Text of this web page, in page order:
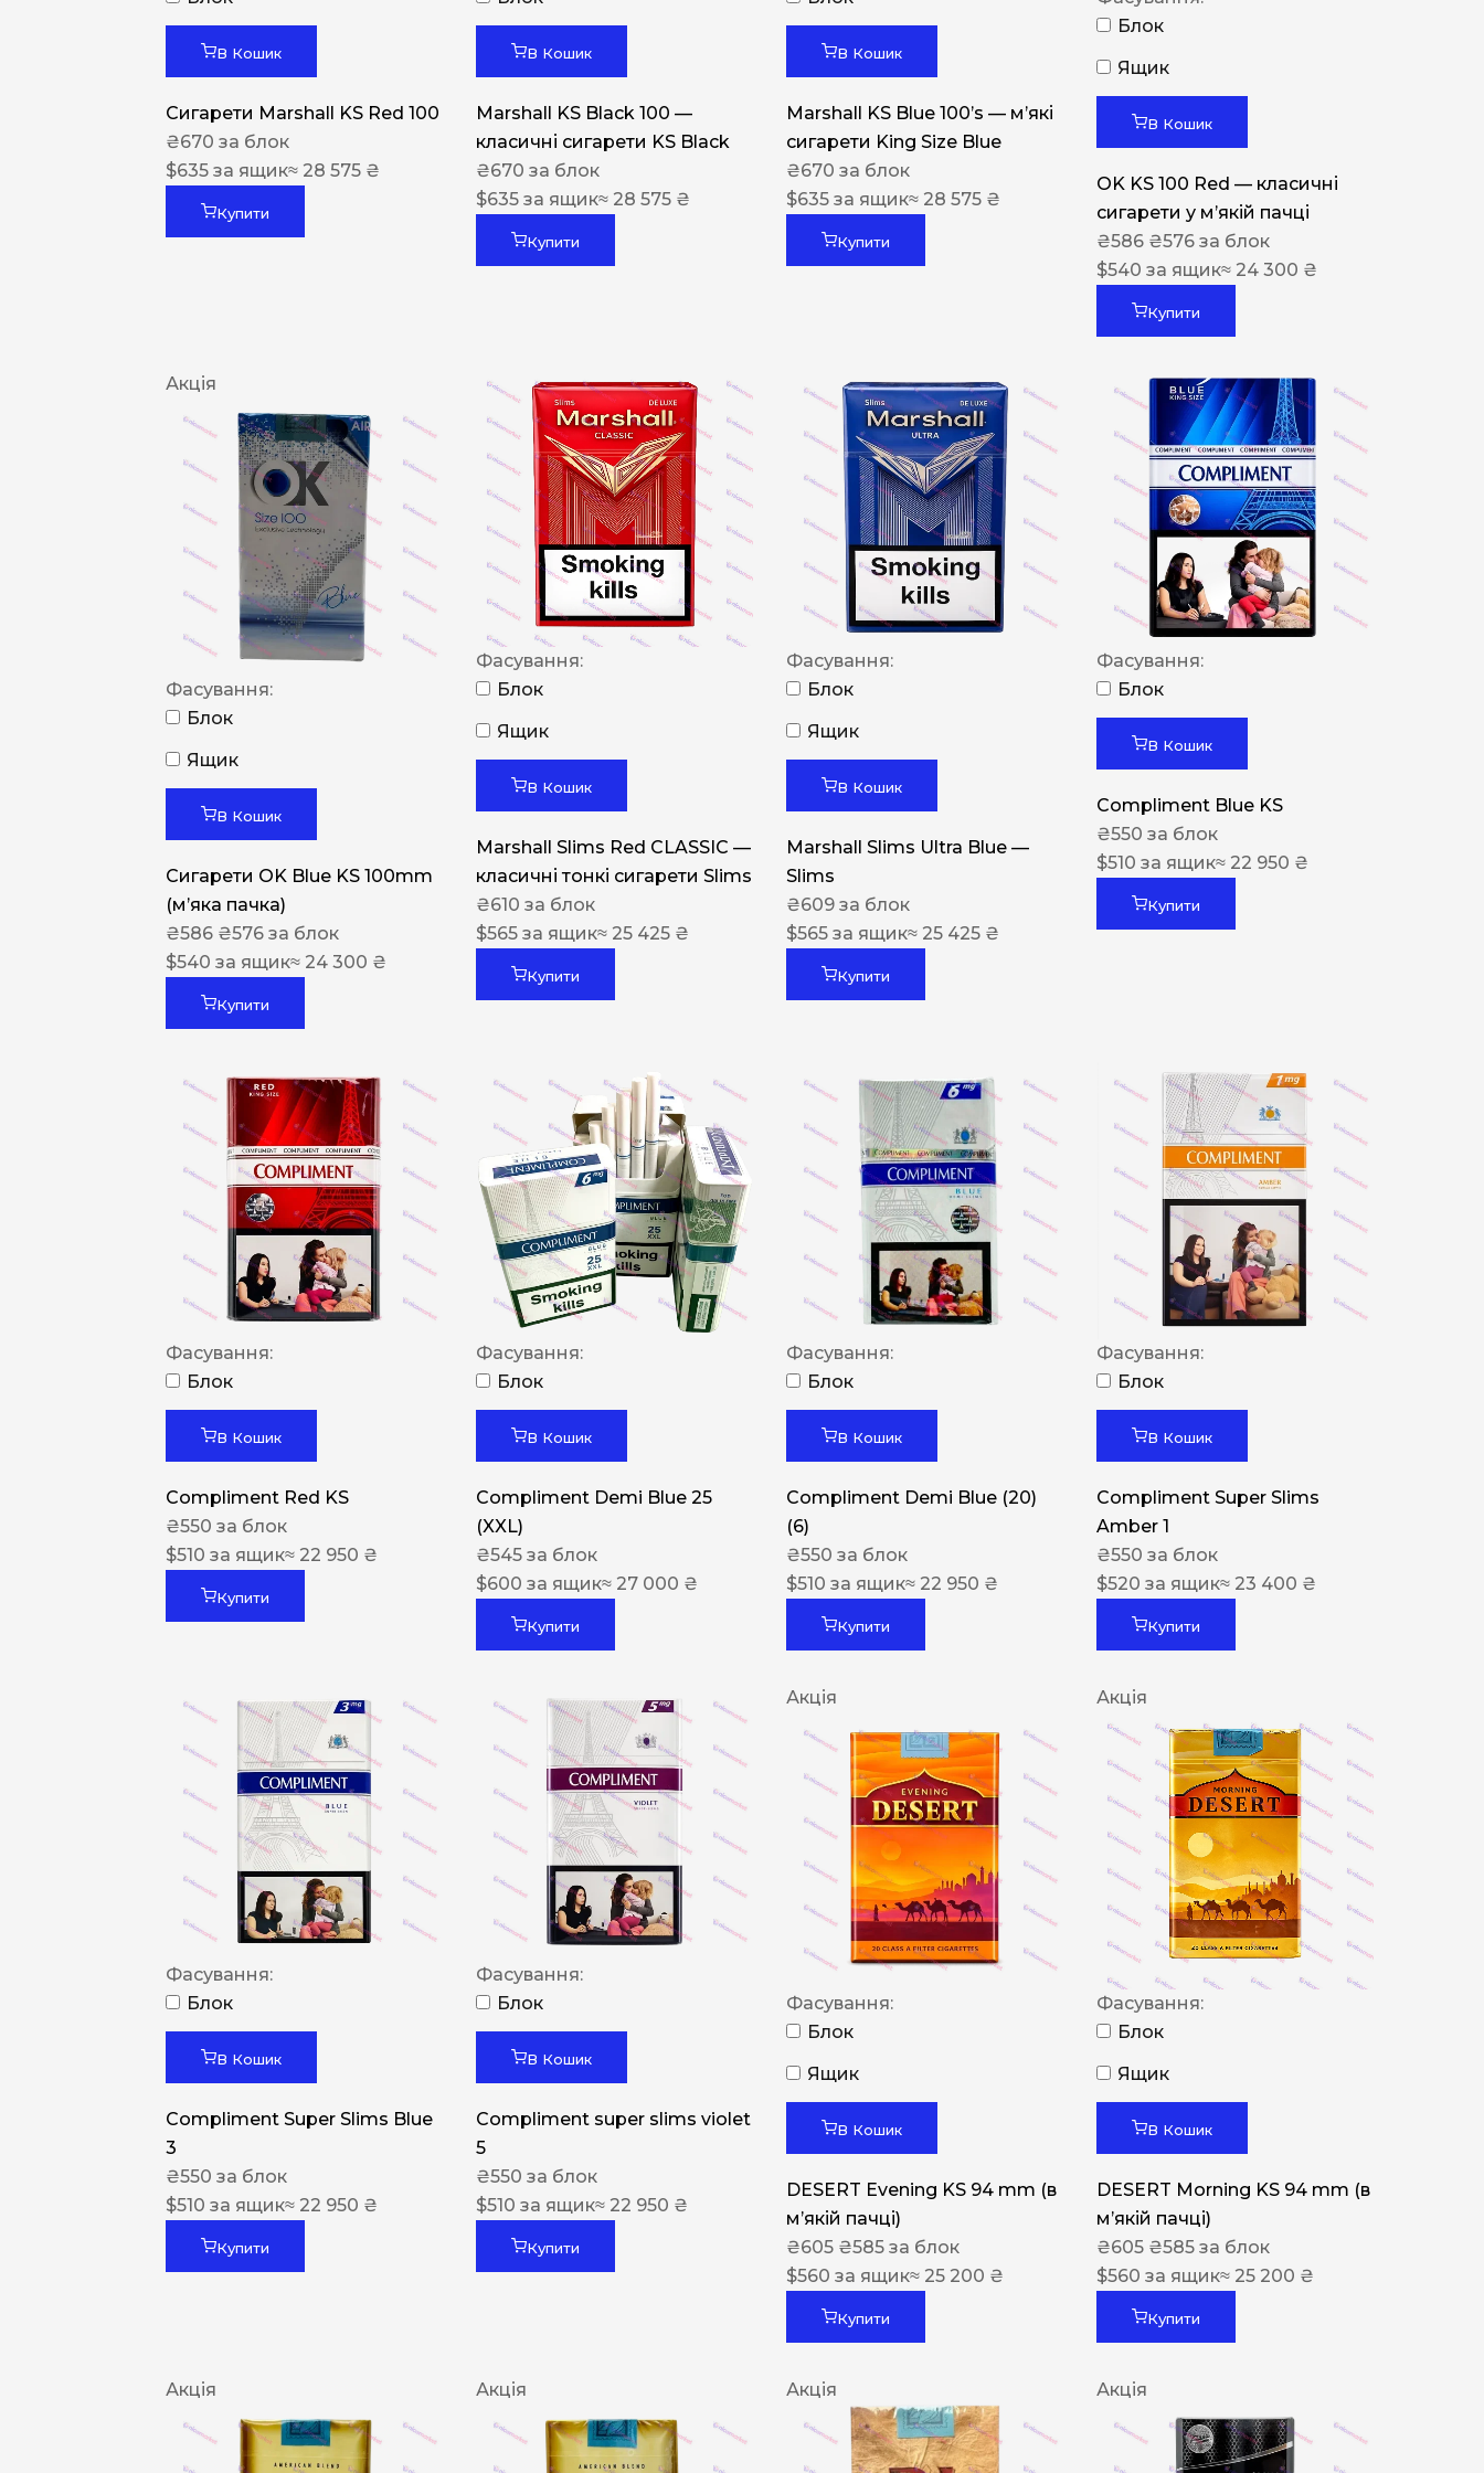
Nistru
Focus
De Santis
MONUS
NERO
NERO
Гуцульскі
Italian Blend 821
Arizona
Cigaronne
Сигарети LD
В Кошик
Сигарети Marshall KS Red 100
₴670 за блок
$635 за ящик≈ 28 575 ₴
Купити
В Кошик
Marshall KS Black 100 —
класичні сигарети KS Black
₴670 за блок
$635 за ящик≈ 28 575 ₴
Купити
В Кошик
Marshall KS Blue 100’s — м’які
сигарети King Size Blue
₴670 за блок
$635 за ящик≈ 28 575 ₴
Купити
Блок
Ящик
В Кошик
OK KS 100 Red — класичні
сигарети у м’якій пачці
₴586 ₴576 за блок
$540 за ящик≈ 24 300 ₴
Купити
Акція
Фасування:
Блок
Ящик
В Кошик
Сигарети OK Blue KS 100mm
(м’яка пачка)
₴586 ₴576 за блок
$540 за ящик≈ 24 300 ₴
Купити
Фасування:
Блок
Ящик
В Кошик
Marshall Slims Red CLASSIC —
класичні тонкі сигарети Slims
₴610 за блок
$565 за ящик≈ 25 425 ₴
Купити
Фасування:
Блок
Ящик
В Кошик
Marshall Slims Ultra Blue —
Slims
₴609 за блок
$565 за ящик≈ 25 425 ₴
Купити
Фасування:
Блок
В Кошик
Compliment Blue KS
₴550 за блок
$510 за ящик≈ 22 950 ₴
Купити
Фасування:
Блок
В Кошик
Compliment Red KS
₴550 за блок
$510 за ящик≈ 22 950 ₴
Купити
Фасування:
Блок
В Кошик
Compliment Demi Blue 25
(XXL)
₴545 за блок
$600 за ящик≈ 27 000 ₴
Купити
Фасування:
Блок
В Кошик
Compliment Demi Blue (20)
(6)
₴550 за блок
$510 за ящик≈ 22 950 ₴
Купити
Фасування:
Блок
В Кошик
Compliment Super Slims
Amber 1
₴550 за блок
$520 за ящик≈ 23 400 ₴
Купити
Фасування:
Блок
В Кошик
Compliment Super Slims Blue
3
₴550 за блок
$510 за ящик≈ 22 950 ₴
Купити
Фасування:
Блок
В Кошик
Compliment super slims violet
5
₴550 за блок
$510 за ящик≈ 22 950 ₴
Купити
Акція
Фасування:
Блок
Ящик
В Кошик
DESERT Evening KS 94 mm (в
мʼякій пачці)
₴605 ₴585 за блок
$560 за ящик≈ 25 200 ₴
Купити
Акція
Фасування:
Блок
Ящик
В Кошик
DESERT Morning KS 94 mm (в
мʼякій пачці)
₴605 ₴585 за блок
$560 за ящик≈ 25 200 ₴
Купити
Акція Акція Акція Акція